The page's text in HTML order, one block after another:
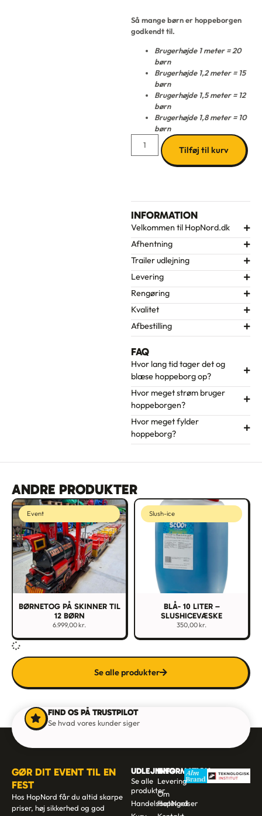
Så mange børn er hoppeborgen
godkendt til.
Brugerhøjde 1 meter = 20
børn
Brugerhøjde 1,2 meter = 15
børn
Brugerhøjde 1,5 meter = 12
børn
Brugerhøjde 1,8 meter = 10
børn
Tilføj til kurv
INFORMATION
Velkommen til HopNord.dk
Afhentning
Trailer udlejning
Levering
Rengøring
Kvalitet
Afbestilling
FAQ
Hvor lang tid tager det og
blæse hoppeborg op?
Hvor meget strøm bruger
hoppeborgen?
Hvor meget fylder
hoppeborg?
ANDRE PRODUKTER
Event
BØRNETOG PÅ SKINNER TIL
12 BØRN
6.999,00kr.
Slush-ice
BLÅ- 10 LITER –
SLUSHICEVÆSKE
350,00kr.
Se alle produkter
FIND OS PÅ TRUSTPILOT
Se hvad vores kunder siger
GØR DIT EVENT TIL EN
FEST
Hos HopNord får du altid skarpe
priser, høj sikkerhed og god
UDLEJNING
Se alle
produkter
Handelsbetingelser
INFORMATION
Levering
Om
HopNord